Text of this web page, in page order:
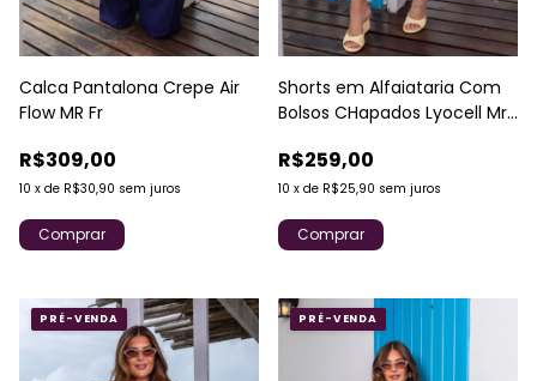
Calca Pantalona Crepe Air
Flow MR Fr
R$309,00
10 x de R$30,90 sem juros
Comprar
Shorts em Alfaiataria Com
Bolsos CHapados Lyocell Mr
R$259,00
10 x de R$25,90 sem juros
Comprar
PRÉ-VENDA PRÉ-VENDA